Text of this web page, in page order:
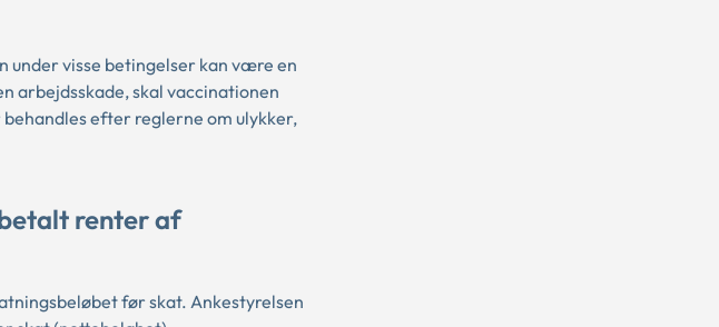
under visse betingelser kan være en
arbejdsskade, skal vaccinationen
efter reglerne om ulykker,
renter af
før skat. Ankestyrelsen